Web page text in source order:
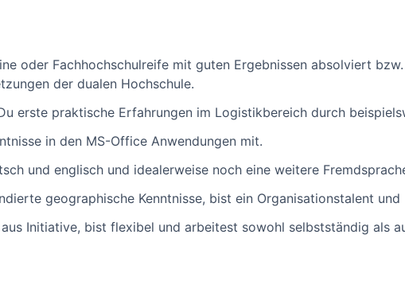
oder Fachhochschulreife mit guten Ergebnissen absolviert
der dualen Hochschule.
erste praktische Erfahrungen im Logistikbereich durch
in den MS-Office Anwendungen mit.
und englisch und idealerweise noch eine weitere
geographische Kenntnisse, bist ein Organisationstalent und
Initiative, bist flexibel und arbeitest sowohl selbstständig als